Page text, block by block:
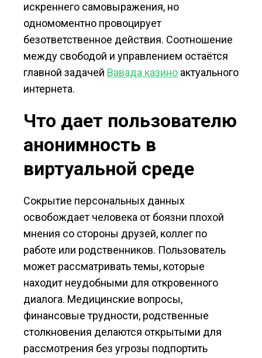
искреннего самовыражения, но
одномоментно провоцирует
безответственное действия. Соотношение
между свободой и управлением остаётся
главной задачей Вавада казино актуального
интернета.
Что дает пользователю
анонимность в
виртуальной среде
Сокрытие персональных данных
освобождает человека от боязни плохой
мнения со стороны друзей, коллег по
работе или родственников. Пользователь
может рассматривать темы, которые
находит неудобными для откровенного
диалога. Медицинские вопросы,
финансовые трудности, родственные
столкновения делаются открытыми для
рассмотрения без угрозы подпортить